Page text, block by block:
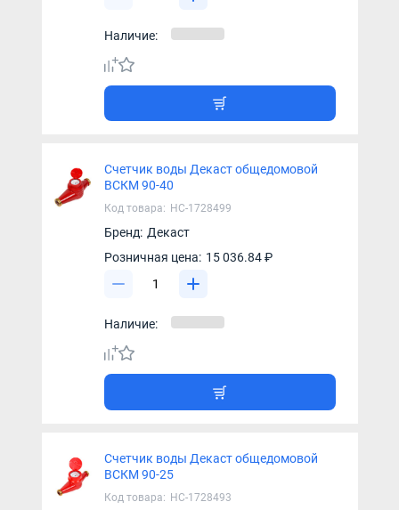
Наличие:
Счетчик воды Декаст общедомовой
ВСКМ 90-40
Код товара: НС-1728499
Бренд: Декаст
Розничная цена: 15 036.84 ₽
Наличие:
Счетчик воды Декаст общедомовой
ВСКМ 90-25
Код товара: НС-1728493